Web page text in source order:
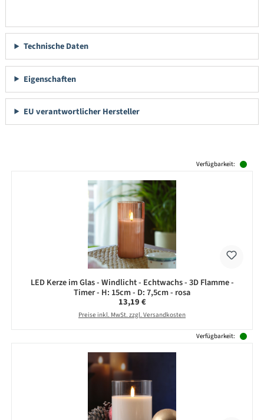
Technische Daten
Eigenschaften
EU verantwortlicher Hersteller
Verfügbarkeit:
LED Kerze im Glas - Windlicht - Echtwachs - 3D Flamme -
Timer - H: 15cm - D: 7,5cm - rosa
Regulärer Preis:
13,19 €
Preise inkl. MwSt. zzgl. Versandkosten
Verfügbarkeit: